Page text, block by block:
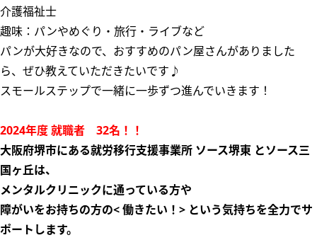
介護福祉士
趣味：パンやめぐり・旅行・ライブなど
パンが大好きなので、おすすめのパン屋さんがありました
ら、ぜひ教えていただきたいです♪
スモールステップで一緒に一歩ずつ進んでいきます！
2024年度 就職者 32名！！
大阪府堺市にある就労移行支援事業所 ソース堺東 とソース三
国ヶ丘は、
メンタルクリニックに通っている方や
障がいをお持ちの方の< 働きたい！> という気持ちを全力でサ
ポートします。